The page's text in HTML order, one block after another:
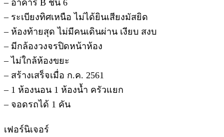
– อาคาร B ชั้น 6
– ระเบียงทิศเหนือ ไม่ได้ยินเสียงมัสยิด
– ห้องท้ายสุด ไม่มีคนเดินผ่าน เงียบ สงบ
– มีกล้องวงจรปิดหน้าห้อง
– ไม่ใกล้ห้องขยะ
– สร้างเสร็จเมื่อ ก.ค. 2561
– 1 ห้องนอน 1 ห้องน้ำ ครัวแยก
– จอดรถได้ 1 คัน
เฟอร์นิเจอร์